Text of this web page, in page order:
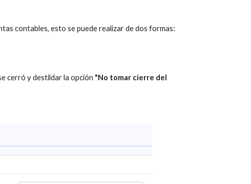
contables, esto se puede realizar de dos formas:
cerró y destildar la opción "No tomar cierre del